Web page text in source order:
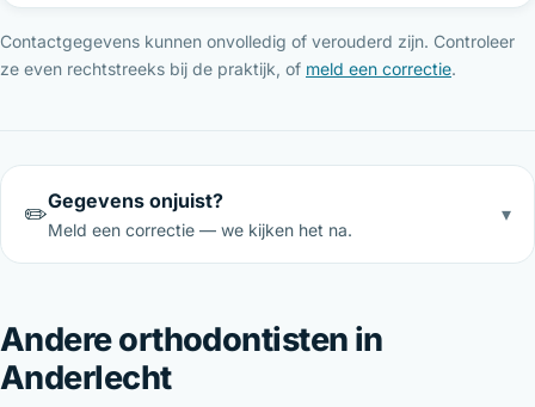
Contactgegevens kunnen onvolledig of verouderd zijn. Controleer
ze even rechtstreeks bij de praktijk, of meld een correctie.
✏️Gegevens onjuist?
Meld een correctie — we kijken het na.
▾
Andere orthodontisten in
Anderlecht